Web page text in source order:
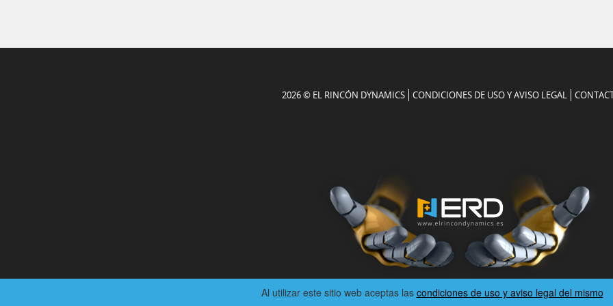
2026 © EL RINCÓN DYNAMICS CONDICIONES DE USO Y AVISO LEGAL
Al utilizar este sitio web aceptas las condiciones de uso y aviso legal del mismo